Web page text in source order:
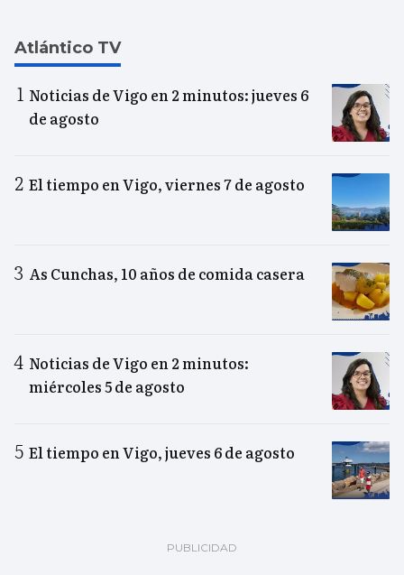
Atlántico TV
Noticias de Vigo en 2 minutos: jueves 6
de agosto
El tiempo en Vigo, viernes 7 de agosto
As Cunchas, 10 años de comida casera
Noticias de Vigo en 2 minutos:
miércoles 5 de agosto
El tiempo en Vigo, jueves 6 de agosto